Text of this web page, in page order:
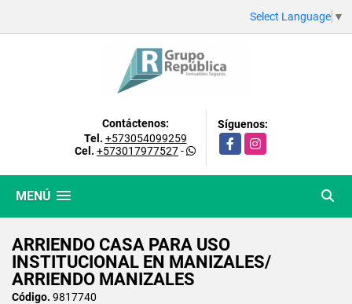
Select Language ▼
Contáctenos:
Tel. +573054099259
Cel. +573017977527-
Síguenos:
FacebookInstagram
MENÚ
ARRIENDO CASA PARA USO
INSTITUCIONAL EN MANIZALES/
ARRIENDO MANIZALES
Código. 9817740